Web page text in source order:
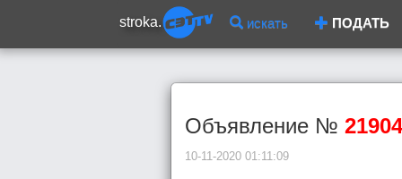
stroka. искать ПОДАТЬ
Объявление № 21904
10-11-2020 01:11:09